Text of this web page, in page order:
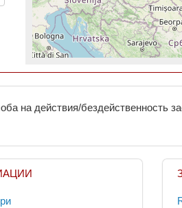
на действия/бездейственность